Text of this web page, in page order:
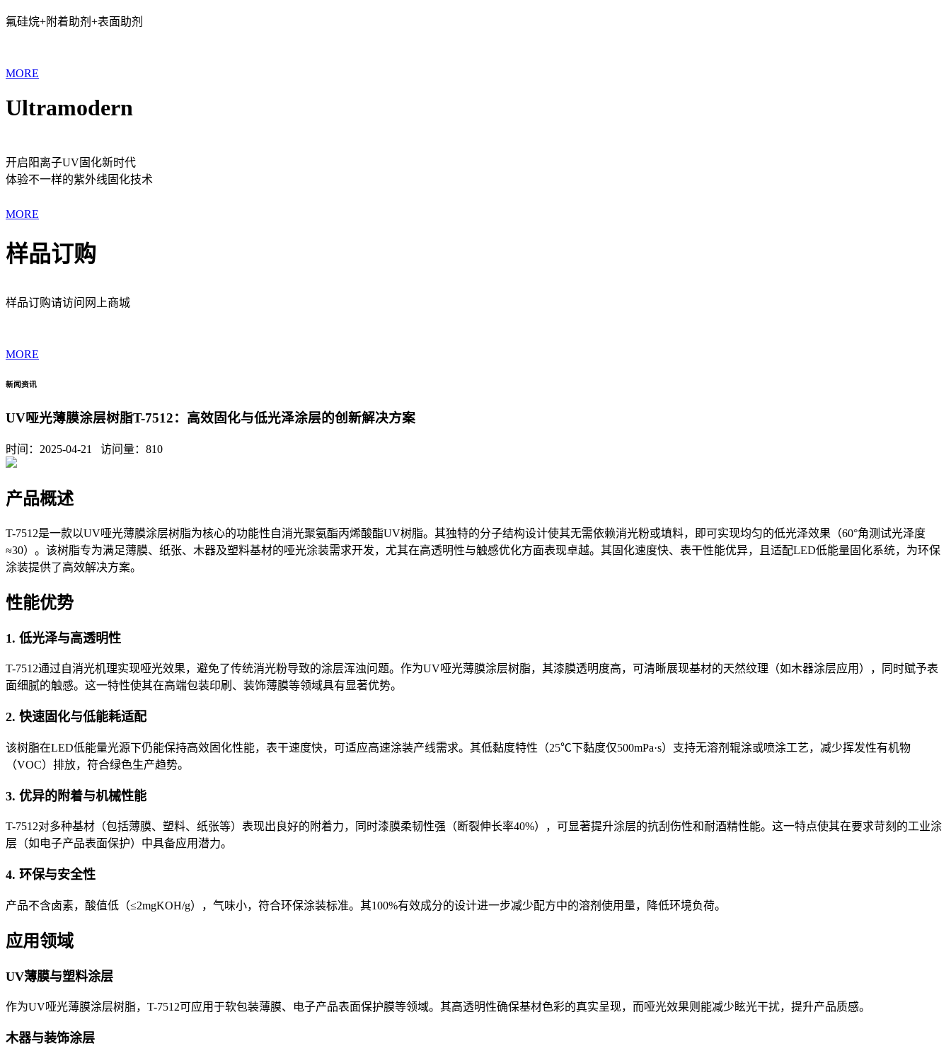
氟硅烷+附着助剂+表面助剂
MORE
Ultramodern
开启阳离子UV固化新时代
体验不一样的紫外线固化技术
MORE
样品订购
样品订购请访问网上商城
MORE
新闻资讯
UV哑光薄膜涂层树脂T-7512：高效固化与低光泽涂层的创新解决方案
时间：2025-04-21 访问量： 810
产品概述
T-7512是一款以UV哑光薄膜涂层树脂为核心的功能性自消光聚氨酯丙烯酸酯UV树脂。其独特的分子结构设计使其无需依赖消光粉或填料，即可实现均匀的低光泽效果（60°角测试光泽度
≈30）。该树脂专为满足薄膜、纸张、木器及塑料基材的哑光涂装需求开发，尤其在高透明性与触感优化方面表现卓越。其固化速度快、表干性能优异，且适配LED低能量固化系统，为环保
涂装提供了高效解决方案。
性能优势
1. 低光泽与高透明性
T-7512通过自消光机理实现哑光效果，避免了传统消光粉导致的涂层浑浊问题。作为UV哑光薄膜涂层树脂，其漆膜透明度高，可清晰展现基材的天然纹理（如木器涂层应用），同时赋予表
面细腻的触感。这一特性使其在高端包装印刷、装饰薄膜等领域具有显著优势。
2. 快速固化与低能耗适配
该树脂在LED低能量光源下仍能保持高效固化性能，表干速度快，可适应高速涂装产线需求。其低黏度特性（25℃下黏度仅500mPa·s）支持无溶剂辊涂或喷涂工艺，减少挥发性有机物
（VOC）排放，符合绿色生产趋势。
3. 优异的附着与机械性能
T-7512对多种基材（包括薄膜、塑料、纸张等）表现出良好的附着力，同时漆膜柔韧性强（断裂伸长率40%），可显著提升涂层的抗刮伤性和耐酒精性能。这一特点使其在要求苛刻的工业涂
层（如电子产品表面保护）中具备应用潜力。
4. 环保与安全性
产品不含卤素，酸值低（≤2mgKOH/g），气味小，符合环保涂装标准。其100%有效成分的设计进一步减少配方中的溶剂使用量，降低环境负荷。
应用领域
UV薄膜与塑料涂层
作为UV哑光薄膜涂层树脂，T-7512可应用于软包装薄膜、电子产品表面保护膜等领域。其高透明性确保基材色彩的真实呈现，而哑光效果则能减少眩光干扰，提升产品质感。
木器与装饰涂层